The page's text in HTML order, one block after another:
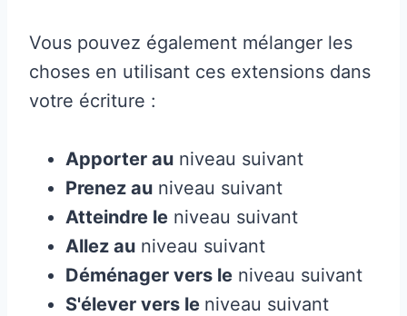
Vous pouvez également mélanger les
choses en utilisant ces extensions dans
votre écriture :
Apporter au niveau suivant
Prenez au niveau suivant
Atteindre le niveau suivant
Allez au niveau suivant
Déménager vers le niveau suivant
S'élever vers le niveau suivant